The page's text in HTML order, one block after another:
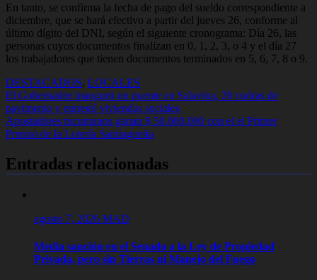
En tanto, se confirma la fecha de pago del sueldo correspondiente a
diciembre, que se hará efectivo a partir del jueves 26, conforme al
último dígito del DNI, según el siguiente cronograma: Día 26, las
personas cuyos documentos finalizan en 0, 1, 2, 3, o 4 y el día 27
los trabajadores que tienen documentos terminados en 5, 6, 7, 8 o 9.
DESTACADOS, LOCALES
Navegación
de
entradas
El Gobernador inauguró un puente en Salavina, 20 cudras de
pavimento y entregó viviendas sociales
Apostadores tucumanos ganan $ 50.000.000 con el el Primer
Premio de la Lotería Santiagueña
Entradas relacionadas
agosto 7, 2026 MAD
Media sanción en el Senado a la Ley de Propiedad
Privada, pero sin Tierras ni Manejo del Fuego